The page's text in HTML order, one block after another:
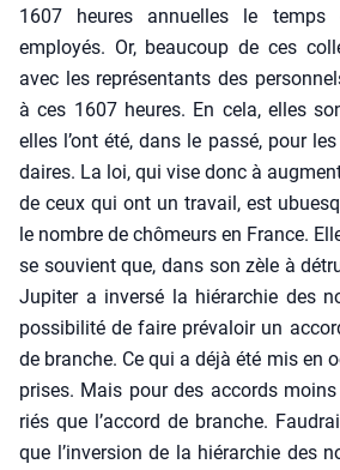
1607 heures annuelles le
employés. Or, beau­coup de ces
avec les repré­sen­tants des
à ces 1607 heures. En cela, elles
elles l’ont été, dans le pas­sé, pour
daires. La loi, qui vise donc à
de ceux qui ont un tra­vail, est
le nombre de chô­meurs en France.
se sou­vient que, dans son zèle à
Jupi­ter a inver­sé la hié­rar­chie des
pos­si­bi­li­té de faire pré­va­loir un
de branche. Ce qui a déjà été mis en
prises. Mais pour des accords
riés que l’ac­cord de branche.
que l’in­ver­sion de la hié­rar­chie des